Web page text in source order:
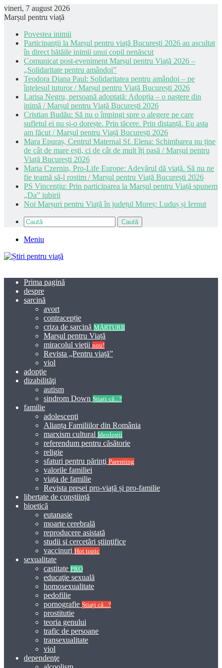
vineri, 7 august 2026
Marșul pentru viață
Povestea inimii
Participanții la Marșul pentru viață București 2026 au ascultat
în direct bătăile inimii unui copil nenăscut
Comunicat post-eveniment Marșul pentru Viață 2026 –
„Solidaritate pentru amândoi”
Teodora Diana Paul: Solidaritatea pentru amândoi – pe
înțelesul tuturor / Marșul pentru Viață București 2026
Larisa Negru, persoană adoptată: Adopția – o naștere din
inimă / Marșul pentru Viață București 2026
Cristian Budău: Să nu o împingi spre o alegere pe care
sufletul ei nu și-o dorește. Prin tăcere. Prin distanță. Eu asta
am făcut / Marșul pentru Viață București 2026
Mara Epuraș, Centrul Maternal Sf. Elena: Schimbarea nu ține
de cât de mare ești, ci de cât de mult îți pasă / Marșul pentru
Viață București 2026
Maria Czernin, Pro-Life Europe: Adevărul dă viață. Să nu ne
fie teamă să-l rostim / Marșul pentru Viață București 2026
PS Vincențiu: Prin participarea la Marșul pentru Viață spunem
„Da” iubirii
Noi Marșuri pentru Viață în județul Mureș: Luduș și Iernut
Caută
Meniu
Prima pagină
despre
sarcină
avort
contracepție
criza de sarcină MĂRTURII
Marșul pentru Viață
miracolul vieţii nou!
Revista „Pentru viață”
viol
adopţie
dizabilităţi
autism
sindrom Down Știați că...?
familie
adolescenţi
Alianța Familiilor din România
marxism cultural Ideologii
referendum pentru căsătorie
religie
sfaturi pentru părinţi Parenting
valorile familiei
viaţa de familie
Revista presei pro-viață și pro-familie
libertate de conștiință
bioetică
eutanasie
moarte cerebrală
reproducere asistată
studii şi cercetări ştiinţifice
vaccinuri Hot topic
sexualitate
castitate PRO
educaţie sexuală
homosexualitate
pedofilie
pornografie Știați că...?
prostitutie
teoria genului
trafic de persoane
transexualitate
viol
dependenţe